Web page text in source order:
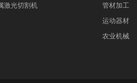
激光切割机
管材加工
运动器材
农业机械